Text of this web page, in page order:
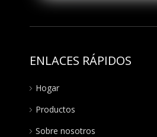
ENLACES RÁPIDOS
Hogar
Productos
Sobre nosotros